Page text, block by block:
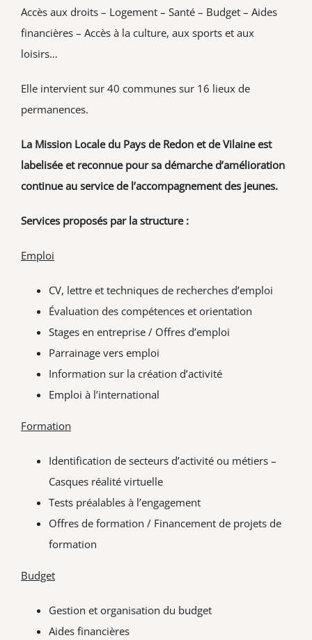
Accès aux droits – Logement – Santé – Budget – Aides
financières – Accès à la culture, aux sports et aux
loisirs…
Elle intervient sur 40 communes sur 16 lieux de
permanences.
La Mission Locale du Pays de Redon et de Vilaine est
labelisée et reconnue pour sa démarche d’amélioration
continue au service de l’accompagnement des jeunes.
Services proposés par la structure :
Emploi
CV, lettre et techniques de recherches d’emploi
Évaluation des compétences et orientation
Stages en entreprise / Offres d’emploi
Parrainage vers emploi
Information sur la création d’activité
Emploi à l’international
Formation
Identification de secteurs d’activité ou métiers –
Casques réalité virtuelle
Tests préalables à l’engagement
Offres de formation / Financement de projets de
formation
Budget
Gestion et organisation du budget
Aides financières